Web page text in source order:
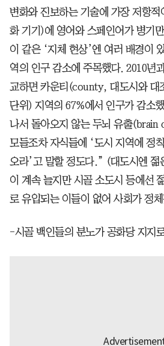
변화와 진보하는 기술에 가장 저항
화 기기)에 영어와 스페인어가 병기
이 같은 ‘지체 현상’엔 여러 배경이
역의 인구 감소에 주목했다. 2010년
교하면 카운티(county, 대도시와 대
단위) 지역의 67%에서 인구가 감소
나서 돌아오지 않는 두뇌 유출(brain
모들조차 자식들에 ‘도시 지역에 정
오라’고 말할 정도다.” (대도시엔 젊
이 계속 늘지만 시골 소도시 등에선
로 유입되는 이들이 없어 사회가 정
-시골 백인들의 분노가 공화당 지지